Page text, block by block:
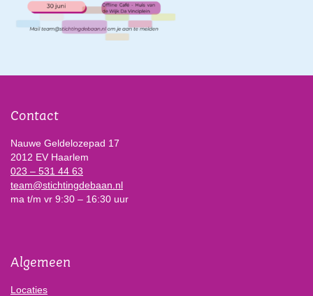
Contact
Nauwe Geldelozepad 17
2012 EV Haarlem
023 – 531 44 63
team@stichtingdebaan.nl
ma t/m vr 9:30 – 16:30 uur
Algemeen
Locaties